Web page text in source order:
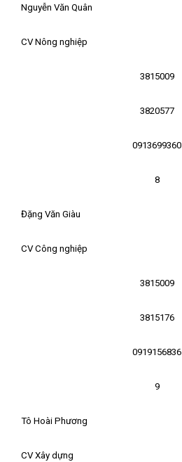
Nguyễn Văn Quân
CV Nông nghiệp
3815009
3820577
0913699360
8
Đặng Văn Giàu
CV Công nghiệp
3815009
3815176
0919156836
9
Tô Hoài Phương
CV Xây dựng